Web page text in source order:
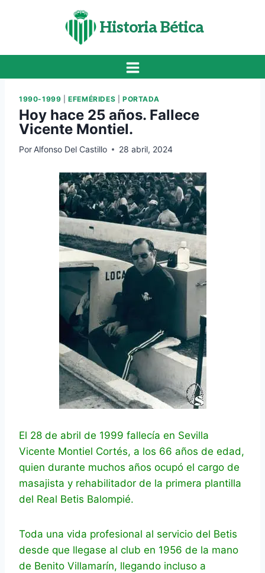
Historia Bética
1990-1999 |EFEMÉRIDES PORTADA
Hoy hace 25 años. Fallece
Vicente Montiel.
Por Alfonso Del Castillo 28 abril, 2024
El 28 de abril de 1999 fallecía en Sevilla
Vicente Montiel Cortés, a los 66 años de edad,
quien durante muchos años ocupó el cargo de
masajista y rehabilitador de la primera plantilla
del Real Betis Balompié.
Toda una vida profesional al servicio del Betis
desde que llegase al club en 1956 de la mano
de Benito Villamarín, llegando incluso a